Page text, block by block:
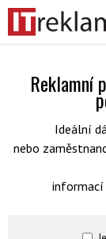
Reklamní
Ideální
nebo